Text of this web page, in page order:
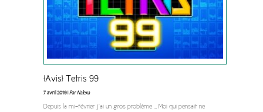
[Avis] Tetris 99
7 avril 2019 |Par Nalexa
Depuis la mi-février j’ai un gros problème … Moi qui pensait ne